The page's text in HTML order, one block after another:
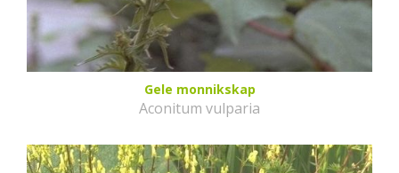
Gele monnikskap
Aconitum vulparia